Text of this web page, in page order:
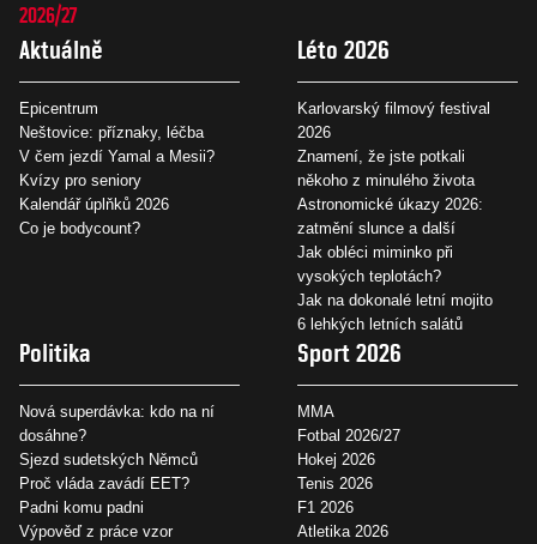
2026/27
Aktuálně
Epicentrum
Neštovice: příznaky, léčba
V čem jezdí Yamal a Mesii?
Kvízy pro seniory
Kalendář úplňků 2026
Co je bodycount?
Léto 2026
Karlovarský filmový festival
2026
Znamení, že jste potkali
někoho z minulého života
Astronomické úkazy 2026:
zatmění slunce a další
Jak obléci miminko při
vysokých teplotách?
Jak na dokonalé letní mojito
6 lehkých letních salátů
Politika
Nová superdávka: kdo na ní
dosáhne?
Sjezd sudetských Němců
Proč vláda zavádí EET?
Padni komu padni
Výpověď z práce vzor
Sport 2026
MMA
Fotbal 2026/27
Hokej 2026
Tenis 2026
F1 2026
Atletika 2026